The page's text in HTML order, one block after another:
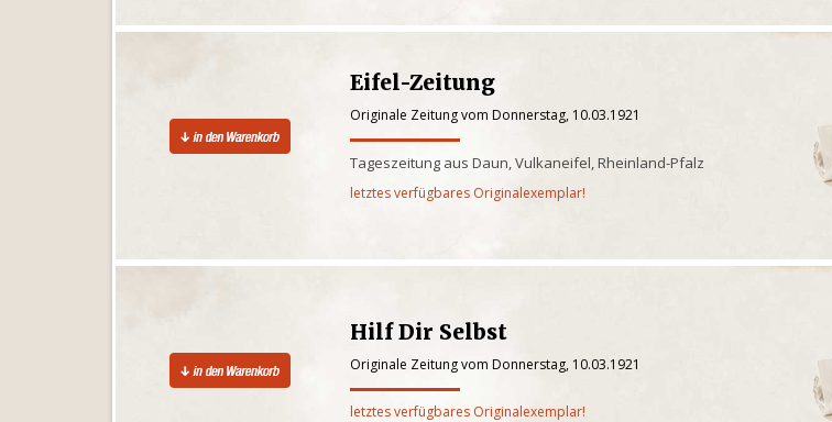
Eifel-Zeitung
Originale Zeitung vom Donnerstag, 10.03.1921
Tageszeitung aus Daun, Vulkaneifel, Rheinland-Pfalz
letztes verfügbares Originalexemplar!
Hilf Dir Selbst
Originale Zeitung vom Donnerstag, 10.03.1921
letztes verfügbares Originalexemplar!